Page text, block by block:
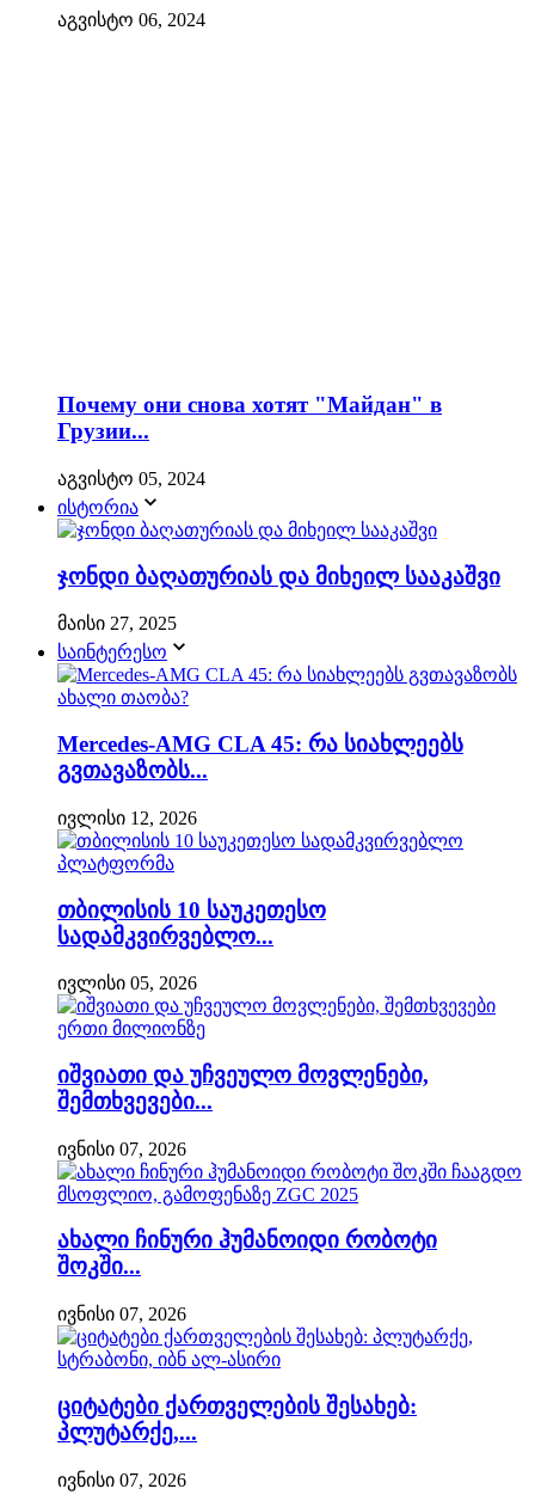
აგვისტო 06, 2024
Почему они снова хотят "Майдан" в
Грузии...
აგვისტო 05, 2024
ისტორია
ჯონდი ბაღათურიას და მიხეილ სააკაშვი
მაისი 27, 2025
საინტერესო
Mercedes-AMG CLA 45: რა სიახლეებს
გვთავაზობს...
ივლისი 12, 2026
თბილისის 10 საუკეთესო
სადამკვირვებლო...
ივლისი 05, 2026
იშვიათი და უჩვეულო მოვლენები,
შემთხვევები...
ივნისი 07, 2026
ახალი ჩინური ჰუმანოიდი რობოტი
შოკში...
ივნისი 07, 2026
ციტატები ქართველების შესახებ:
პლუტარქე,...
ივნისი 07, 2026